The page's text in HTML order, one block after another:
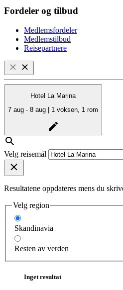
Fordeler og tilbud
Medlemsfordeler
Medlemstilbud
Reisepartnere
Hotel La Marina
7 aug - 8 aug | 1 voksen, 1 rom
Velg reisemål
Resultatene oppdateres mens du
Velg region
Skandinavia
Resten av verden
Inget resultat